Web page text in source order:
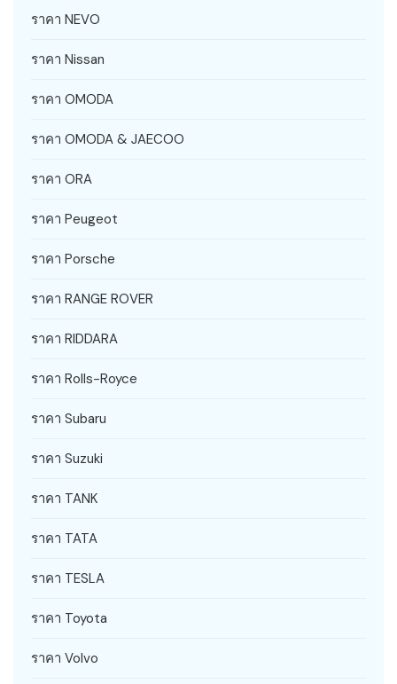
ราคา NEVO
ราคา Nissan
ราคา OMODA
ราคา OMODA & JAECOO
ราคา ORA
ราคา Peugeot
ราคา Porsche
ราคา RANGE ROVER
ราคา RIDDARA
ราคา Rolls-Royce
ราคา Subaru
ราคา Suzuki
ราคา TANK
ราคา TATA
ราคา TESLA
ราคา Toyota
ราคา Volvo